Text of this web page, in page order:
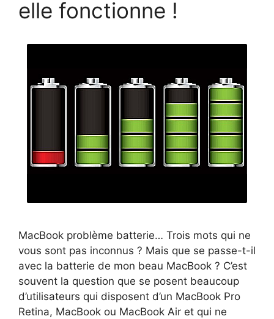
elle fonctionne !
MacBook problème batterie… Trois mots qui ne
vous sont pas inconnus ? Mais que se passe-t-il
avec la batterie de mon beau MacBook ? C’est
souvent la question que se posent beaucoup
d’utilisateurs qui disposent d’un MacBook Pro
Retina, MacBook ou MacBook Air et qui ne